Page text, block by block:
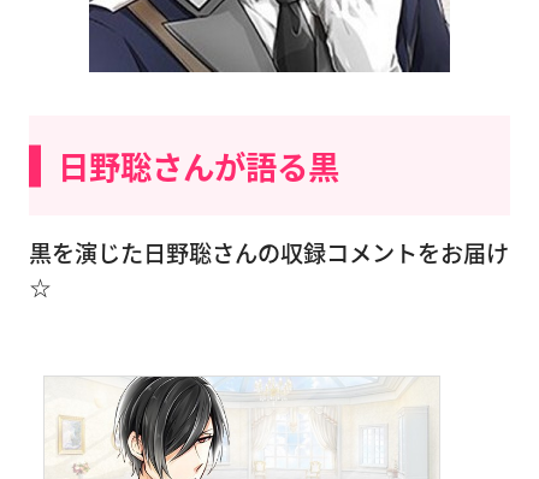
日野聡さんが語る黒
黒を演じた日野聡さんの収録コメントをお届け
☆